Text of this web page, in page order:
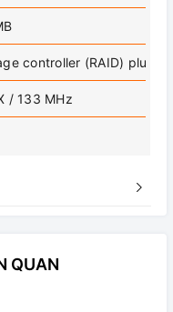
controller (RAID) plug
/ 133 MHz
QUAN